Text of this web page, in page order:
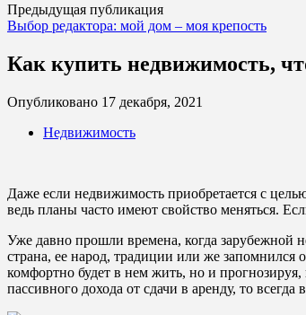
Предыдущая публикация
Выбор редактора: мой дом – моя крепость
Как купить недвижимость,
Опубликовано 17 декабря, 2021
Недвижимость
Даже если недвижимость приобретается с
ведь планы часто имеют свойство меняться.
Уже давно прошли времена, когда зарубежной
страна, ее народ, традиции или же запомнился
комфортно будет в нем жить, но и
пассивного дохода от сдачи в аренду, то